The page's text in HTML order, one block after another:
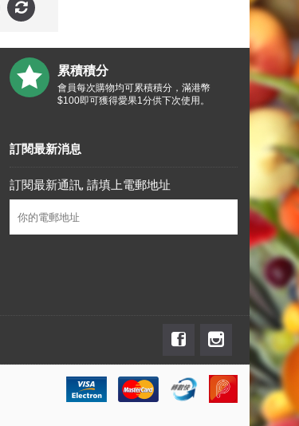
累積積分
會員每次購物均可累積積分，滿港幣
$100即可獲得愛果1分供下次使用。
訂閱最新消息
訂閱最新通訊, 請填上電郵地址